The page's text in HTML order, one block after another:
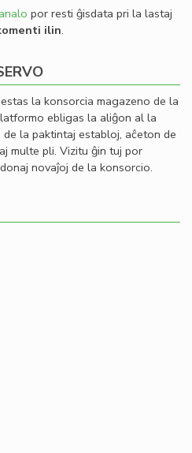
por resti ĝisdata pri la lastaj
ilin.
estas la konsorcia magazeno de la
ebligas la aliĝon al la
la paktintaj establoj, aĉeton de
multe pli. Vizitu ĝin tuj por
novaĵoj de la konsorcio.